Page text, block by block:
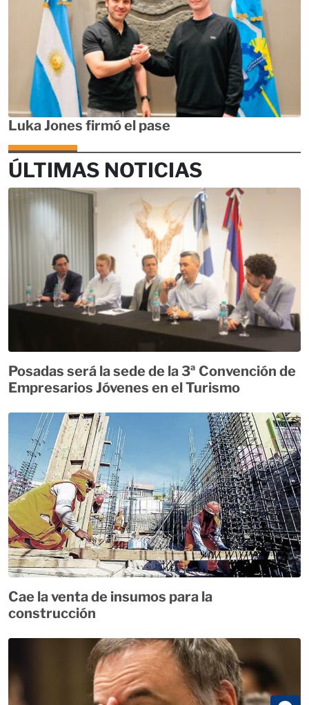
Luka Jones firmó el pase
ÚLTIMAS NOTICIAS
Posadas será la sede de la 3ª Convención de
Empresarios Jóvenes en el Turismo
Cae la venta de insumos para la
construcción